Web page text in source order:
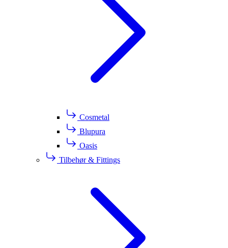
Cosmetal
Blupura
Oasis
Tilbehør & Fittings